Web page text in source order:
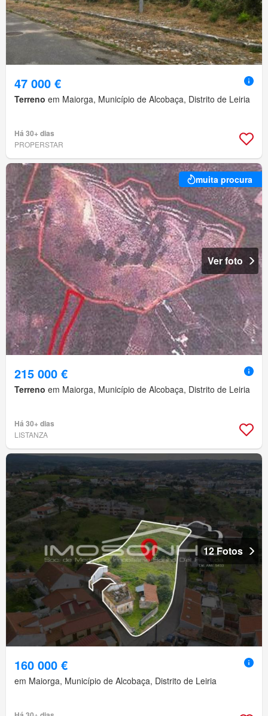
47 000 €
Terreno em Maiorga, Município de Alcobaça, Distrito de Leiria
Há 30+ dias
PROPERSTAR
muita procura
Ver foto
215 000 €
Terreno em Maiorga, Município de Alcobaça, Distrito de Leiria
Há 30+ dias
LISTANZA
12 Fotos
160 000 €
em Maiorga, Município de Alcobaça, Distrito de Leiria